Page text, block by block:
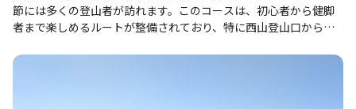
節には多くの登山者が訪れます。このコースは、初心者から健脚
者まで楽しめるルートが整備されており、特に西山登山口からの
渉があり、清流の美しさに癒される瞬間もあります。 登山者たち